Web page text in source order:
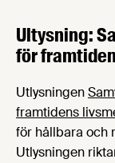
Ultysning:
för
Utlysningen
framtidens
för hållbara och
Utlysningen